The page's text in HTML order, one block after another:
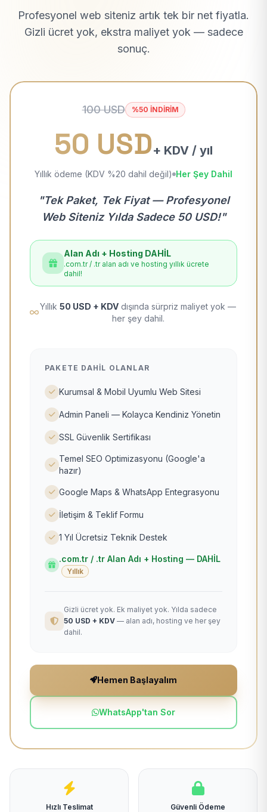
Profesyonel web siteniz artık tek bir net fiyatla.
Gizli ücret yok, ekstra maliyet yok — sadece
sonuç.
100 USD %50 İNDİRİM
50 USD+ KDV / yıl
Yıllık ödeme (KDV %20 dahil değil) Her Şey Dahil
"Tek Paket, Tek Fiyat — Profesyonel
Web Siteniz Yılda Sadece 50 USD!"
Alan Adı + Hosting DAHİL
.com.tr / .tr alan adı ve hosting yıllık ücrete
dahil!
Yıllık 50 USD + KDV dışında sürpriz maliyet yok —
her şey dahil.
PAKETE DAHIL OLANLAR
Kurumsal & Mobil Uyumlu Web Sitesi
Admin Paneli — Kolayca Kendiniz Yönetin
SSL Güvenlik Sertifikası
Temel SEO Optimizasyonu (Google'a
hazır)
Google Maps & WhatsApp Entegrasyonu
İletişim & Teklif Formu
1 Yıl Ücretsiz Teknik Destek
.com.tr / .tr Alan Adı + Hosting — DAHİL
Yıllık
Gizli ücret yok. Ek maliyet yok. Yılda sadece
50 USD + KDV — alan adı, hosting ve her şey
dahil.
Hemen Başlayalım
WhatsApp'tan Sor
Hızlı Teslimat
Güvenli Ödeme